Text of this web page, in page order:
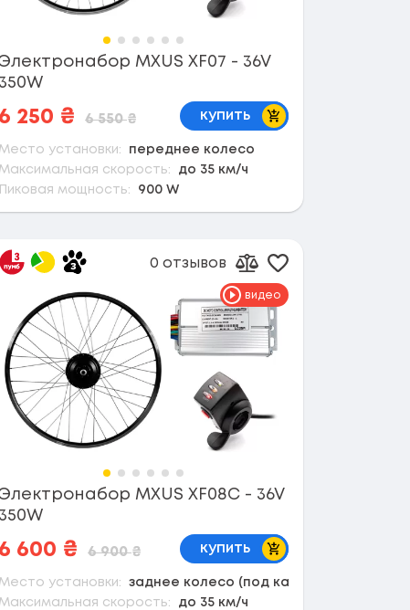
MXUS XF07 - 36V
350W
6 250 ₴ 6 550₴ купить В корзину
Место установки:
переднее колесо
Максимальная скорость:
до 35 км/ч
Пиковая мощность:
900 W
в избранное
MXUS XF08C - 36V
350W
6 600 ₴ 6 900₴
видео
купить В корзину
0 отзывов
Добавить к
Добавить в
Место установки:
заднее колесо (под кассету)
Максимальная скорость:
до 35 км/ч